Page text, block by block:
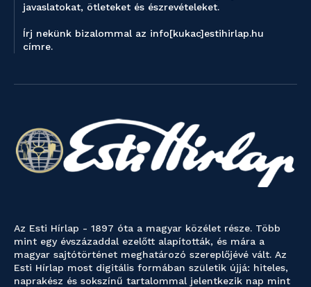
javaslatokat, ötleteket és észrevételeket.
Írj nekünk bizalommal az info[kukac]estihirlap.hu
címre.
Az Esti Hírlap - 1897 óta a magyar közélet része. Több
mint egy évszázaddal ezelőtt alapították, és mára a
magyar sajtótörténet meghatározó szereplőjévé vált. Az
Esti Hírlap most digitális formában születik újjá: hiteles,
naprakész és sokszínű tartalommal jelentkezik nap mint